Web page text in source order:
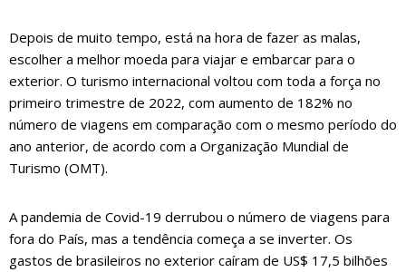
Depois de muito tempo, está na hora de fazer as malas,
escolher a melhor moeda para viajar e embarcar para o
exterior. O turismo internacional voltou com toda a força no
primeiro trimestre de 2022, com aumento de 182% no
número de viagens em comparação com o mesmo período do
ano anterior, de acordo com a Organização Mundial de
Turismo (OMT).
A pandemia de Covid-19 derrubou o número de viagens para
fora do País, mas a tendência começa a se inverter. Os
gastos de brasileiros no exterior caíram de US$ 17,5 bilhões